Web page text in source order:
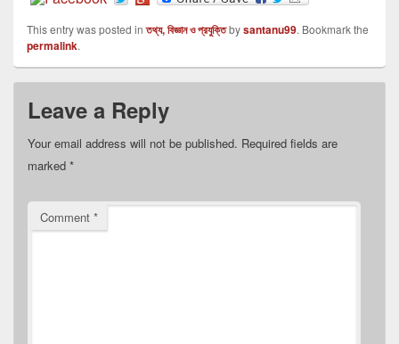
This entry was posted inতথ্য, বিজ্ঞান ও প্রযুক্তিbysantanu99. Bookmark the
permalink.
Leave a Reply
Your email address will not be published. Required fields are
marked *
Comment *